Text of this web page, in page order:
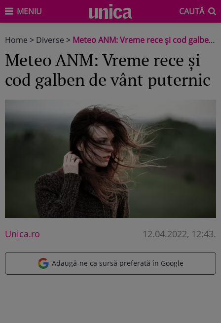
MENIU CAUTĂ
Home > Diverse > Meteo ANM: Vreme rece și cod galben de vânt puternic
Meteo ANM: Vreme rece și
cod galben de vânt puternic
Unica.ro 12.04.2022, 12:43.
Adaugă-ne ca sursă preferată în Google